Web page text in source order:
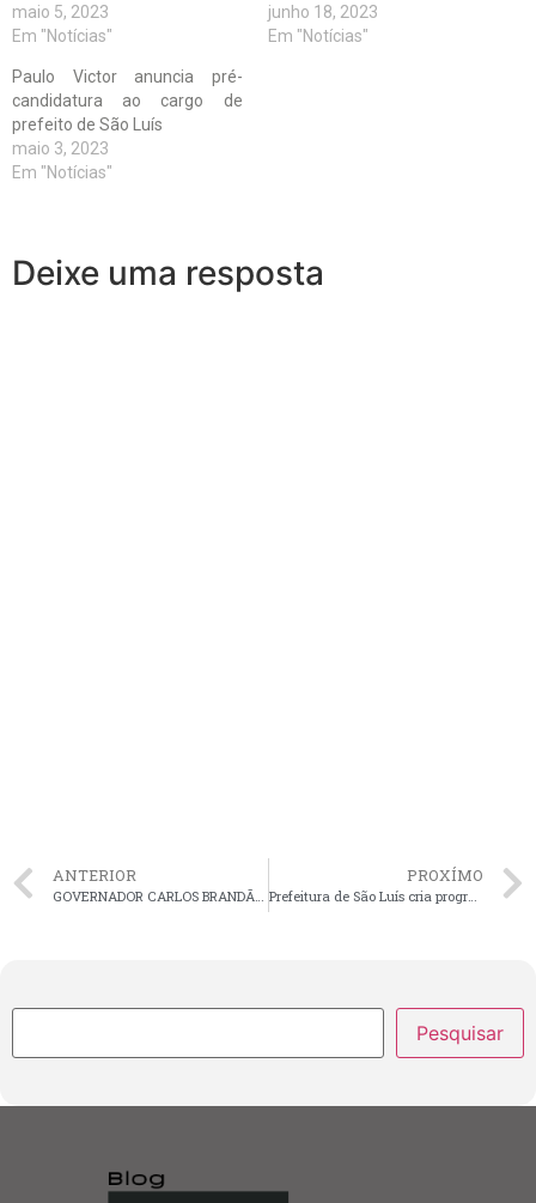
maio 5, 2023
Em "Notícias"
junho 18, 2023
Em "Notícias"
Paulo Victor anuncia pré-
candidatura ao cargo de
prefeito de São Luís
maio 3, 2023
Em "Notícias"
Deixe uma resposta
ANTERIOR
GOVERNADOR CARLOS BRANDÃO PARTICIPA DO LANÇAMENTO DO PLANO SAFRA DA AGRICULTURA FAMILIAR
PROXÍMO
Prefeitura de São Luís cria programação permanente para o Mirante da Cidade
Pesquisar